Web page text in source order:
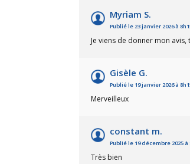
Myriam S.
Publié le 23 janvier 2026 à
Je viens de donner mon avis,
Gisèle G.
Publié le 19 janvier 2026 à
Merveilleux
constant m.
Publié le 19 décembre 2025 à
Très bien